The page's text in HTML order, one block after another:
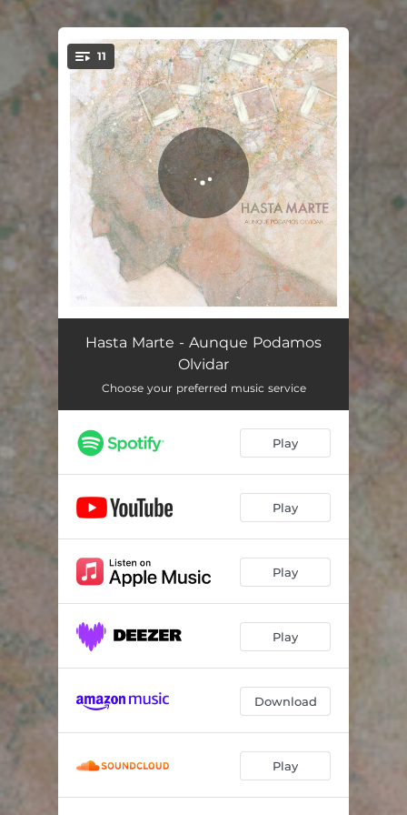
You're all set!
11
Tenemos Suerte 04:01
Sin Ti (Un Febrero Más)
No Hay Sombras 03:44
Qué Barbaridad
La Memoria / El Perdón 01:46
Hasta Los Huesos 03:26
La Rabia Es Lo Último Que Se Pierde 03:53
Todo Lo Que Aprendí De Ti (Lo Siento) 03:44
El Recuerdo 03:53
Hasta Marte - Aunque Podamos
Olvidar
Choose your preferred music service
Play
Play
Play
Play
Download
Play